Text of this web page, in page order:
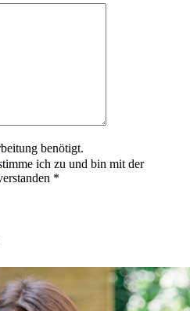
benötigt.
ich zu und bin mit der
*